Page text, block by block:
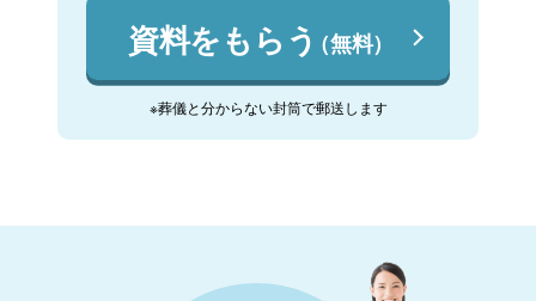
資料をもらう（無料）
※葬儀と分からない封筒で郵送します